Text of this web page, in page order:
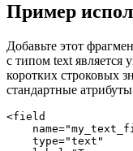
Пример
Добавьте этот
с типом text является
коротких строковых
стандартные
<field
    type="text"